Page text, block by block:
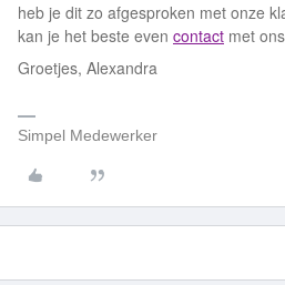
heb je dit zo afgesproken met onze
kan je het beste even contact met
Groetjes, Alexandra
Simpel Medewerker